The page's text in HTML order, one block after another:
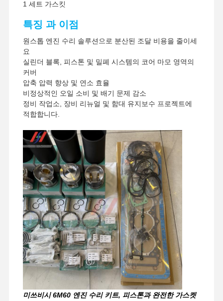
집 제품 VR 쇼
우리 에 관한
것
공장 투어 품질 관리 저희와 연락 뉴스
1 세트 가스킷
특징 과 이점
원스톱 엔진 수리 솔루션으로 분산된 조달 비용을 줄이세
요
실린더 블록, 피스톤 및 밀폐 시스템의 코어 마모 영역의
커버
압축 압력 향상 및 연소 효율
비정상적인 오일 소비 및 배기 문제 감소
정비 작업소, 장비 리뉴얼 및 함대 유지보수 프로젝트에
적합합니다.
미쓰비시 6M60 엔진 수리 키트, 피스톤과 완전한 가스켓